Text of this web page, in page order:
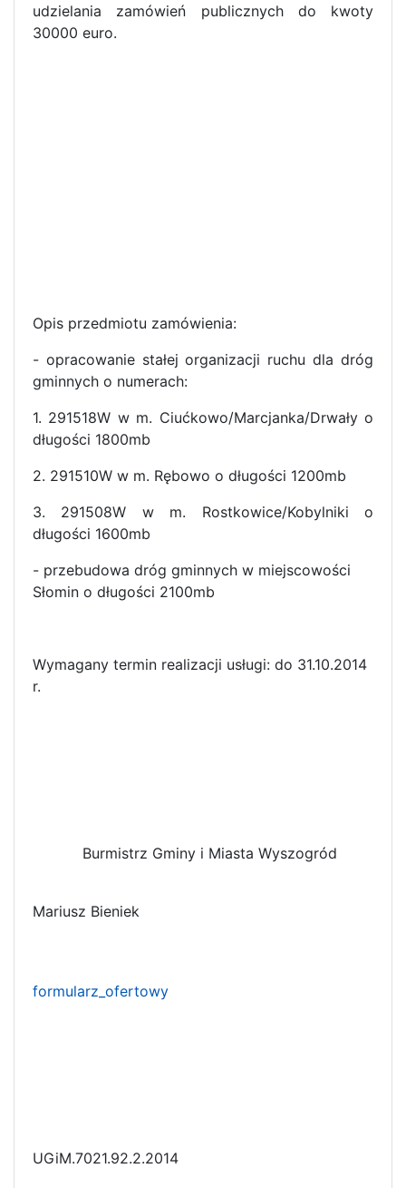
udzielania zamówień publicznych do kwoty
30000 euro.
Opis przedmiotu zamówienia:
- opracowanie stałej organizacji ruchu dla dróg
gminnych o numerach:
1. 291518W w m. Ciućkowo/Marcjanka/Drwały o
długości 1800mb
2. 291510W w m. Rębowo o długości 1200mb
3. 291508W w m. Rostkowice/Kobylniki o
długości 1600mb
- przebudowa dróg gminnych w miejscowości
Słomin o długości 2100mb
Wymagany termin realizacji usługi: do 31.10.2014
r.
Burmistrz Gminy i Miasta Wyszogród
Mariusz Bieniek
formularz_ofertowy
UGiM.7021.92.2.2014